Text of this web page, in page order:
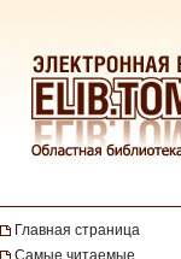
Главная страница
Самые читаемые